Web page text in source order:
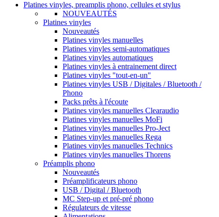
Platines vinyles, preamplis phono, cellules et stylus
NOUVEAUTÉS
Platines vinyles
Nouveautés
Platines vinyles manuelles
Platines vinyles semi-automatiques
Platines vinyles automatiques
Platines vinyles à entrainement direct
Platines vinyles "tout-en-un"
Platines vinyles USB / Digitales / Bluetooth /
Phono
Packs prêts à l'écoute
Platines vinyles manuelles Clearaudio
Platines vinyles manuelles MoFi
Platines vinyles manuelles Pro-Ject
Platines vinyles manuelles Rega
Platines vinyles manuelles Technics
Platines vinyles manuelles Thorens
Préamplis phono
Nouveautés
Préamplificateurs phono
USB / Digital / Bluetooth
MC Step-up et pré-pré phono
Régulateurs de vitesse